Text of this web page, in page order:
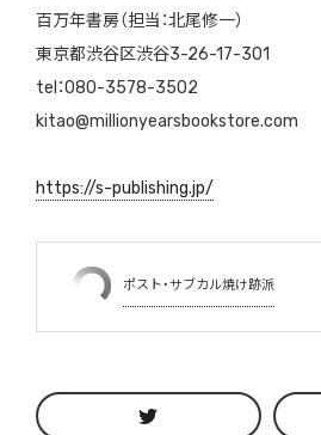
百万年書房（担当：北尾修一）
東京都渋谷区渋谷3-26-17-301
tel：080-3578-3502
kitao@millionyearsbookstore.com
https://s-publishing.jp/
ポスト・サブカル焼け跡派